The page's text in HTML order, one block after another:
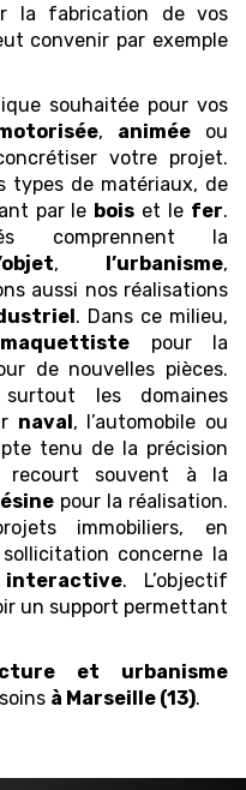
la fabrication de vos
convenir par exemple
souhaitée pour vos
, animéeou
votre projet.
types de matériaux, de
par le bois et le fer.
comprennent la
, l’urbanisme,
aussi nos réalisations
. Dans ce milieu,
maquettiste pour la
de nouvelles pièces.
les domaines
naval, l’automobile ou
tenu de la précision
recourt souvent à la
pour la réalisation.
immobiliers, en
concerne la
interactive. L’objectif
un support permettant
et urbanisme
à Marseille (13).